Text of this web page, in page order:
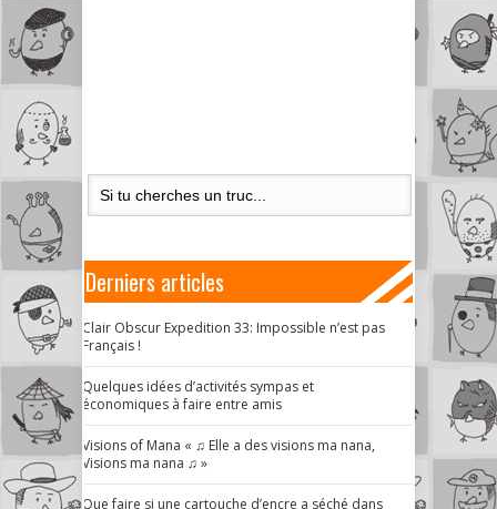
Derniers articles
Clair Obscur Expedition 33: Impossible n’est pas
Français !
Quelques idées d’activités sympas et
économiques à faire entre amis
Visions of Mana « ♫ Elle a des visions ma nana,
Visions ma nana ♫ »
Que faire si une cartouche d’encre a séché dans